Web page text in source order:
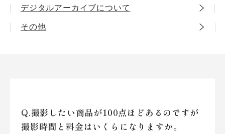
デジタルアーカイブについて
その他
撮影したい商品が100点ほどあるのですが
撮影時間と料金はいくらになりますか。